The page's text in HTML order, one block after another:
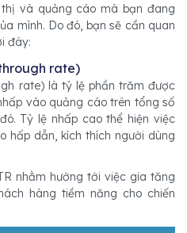
và quảng cáo mà bạn đang
mình. Do đó, bạn sẽ cần quan
đây:
rate)
rate) là tỷ lệ phần trăm được
vào quảng cáo trên tổng số
Tỷ lệ nhấp cao thể hiện việc
hấp dẫn, kích thích người dùng
nhằm hướng tới việc gia tăng
hàng tiềm năng cho chiến